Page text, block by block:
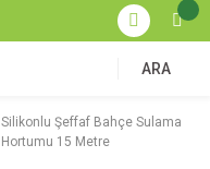
ARA
Silikonlu Şeffaf Bahçe Sulama
Hortumu 15 Metre